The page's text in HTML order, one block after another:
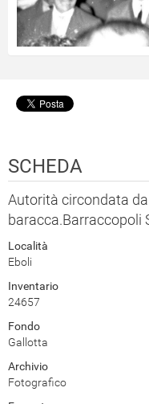
SCHEDA
Autorità circondata
baracca.Barraccopoli
Località
Eboli
Inventario
24657
Fondo
Gallotta
Archivio
Fotografico